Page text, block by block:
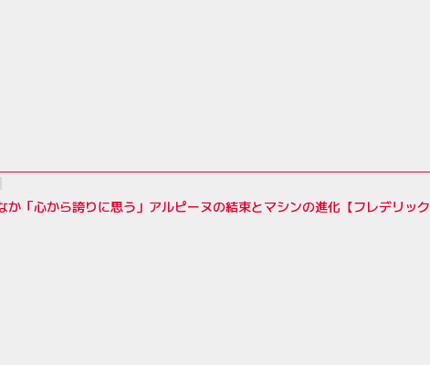
か「心から誇りに思う」アルピーヌの結束とマシンの進化【フレデリッ